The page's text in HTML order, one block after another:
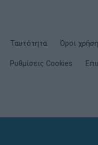
Ταυτότητα Όροι
Ρυθμίσεις Cookies